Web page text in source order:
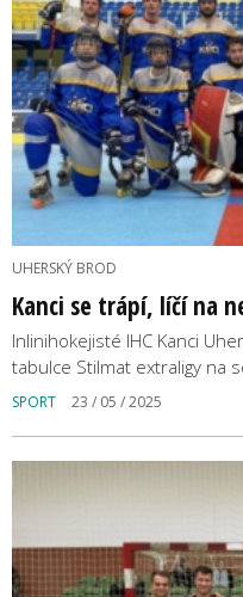
UHERSKÝ BROD
Kanci se trápí, líčí na
Inlinihokejisté IHC Kanci
tabulce Stilmat extraligy na
SPORT 23 / 05 / 2025